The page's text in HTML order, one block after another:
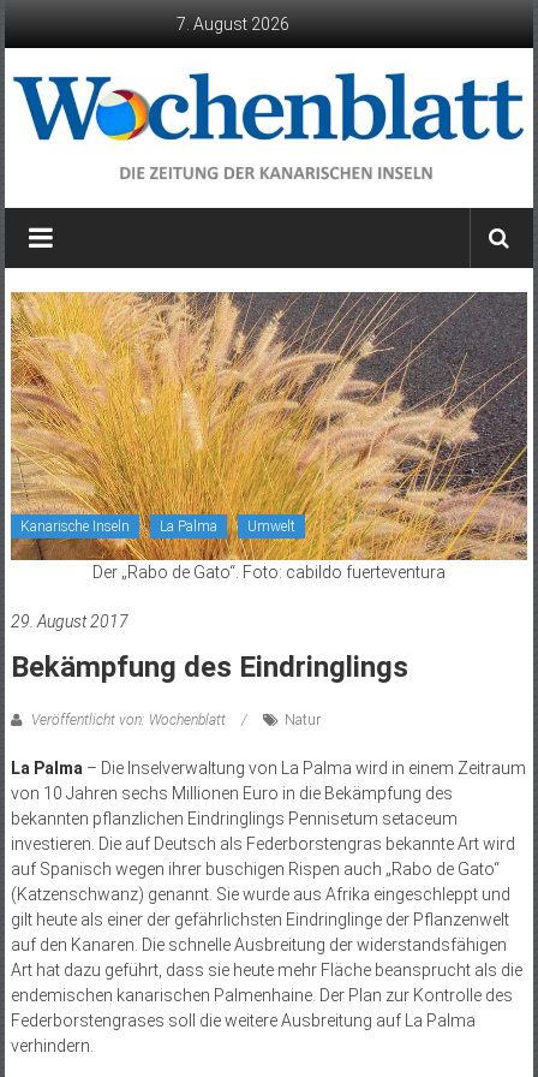
7. August 2026
Wochenblatt
die
der
Kanarischen
Inseln
Kanarische Inseln La Palma Umwelt
Der „Rabo de Gato“. Foto: cabildo fuerteventura
29. August 2017
Bekämpfung des Eindringlings
Veröffentlicht von: Wochenblatt Natur
La Palma– Die Inselverwaltung von La Palma wird in einem Zeitraum
von 10 Jahren sechs Millionen Euro in die Bekämpfung des
bekannten pflanzlichen Eindringlings Pennisetum setaceum
investieren. Die auf Deutsch als Federborstengras bekannte Art wird
auf Spanisch wegen ihrer buschigen Rispen auch „Rabo de Gato“
(Katzenschwanz) genannt. Sie wurde aus Afrika eingeschleppt und
gilt heute als einer der gefährlichsten Eindringlinge der Pflanzenwelt
auf den Kanaren. Die schnelle Ausbreitung der widerstandsfähigen
Art hat dazu geführt, dass sie heute mehr Fläche beansprucht als die
endemischen kanarischen Palmenhaine. Der Plan zur Kontrolle des
Federborstengrases soll die weitere Ausbreitung auf La Palma
verhindern.